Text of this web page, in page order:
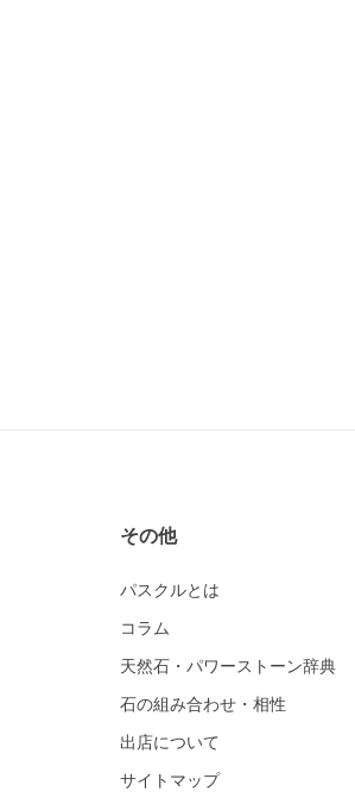
その他
パスクルとは
コラム
天然石・パワーストーン辞典
石の組み合わせ・相性
出店について
サイトマップ